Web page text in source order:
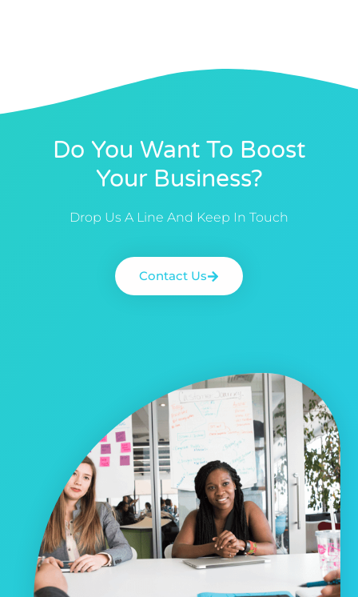
Do You Want To Boost
Your Business?
Drop Us A Line And Keep In Touch
Contact Us